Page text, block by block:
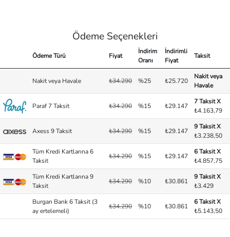
Ödeme Seçenekleri
Ödeme Türü Fiyat
İndirim
Oranı
İndirimli
Fiyat
Taksit
Nakit veya Havale ₺34.290 %25 ₺25.720
Nakit veya
Havale
Paraf 7 Taksit ₺34.290 %15 ₺29.147
7 Taksit X
₺4.163,79
Axess 9 Taksit ₺34.290 %15 ₺29.147
9 Taksit X
₺3.238,50
Tüm Kredi Kartlarına 6
Taksit
₺34.290 %15 ₺29.147
6 Taksit X
₺4.857,75
Tüm Kredi Kartlarına 9
Taksit
₺34.290 %10 ₺30.861
9 Taksit X
₺3.429
Burgan Bank 6 Taksit (3
ay ertelemeli)
₺34.290 %10 ₺30.861
6 Taksit X
₺5.143,50